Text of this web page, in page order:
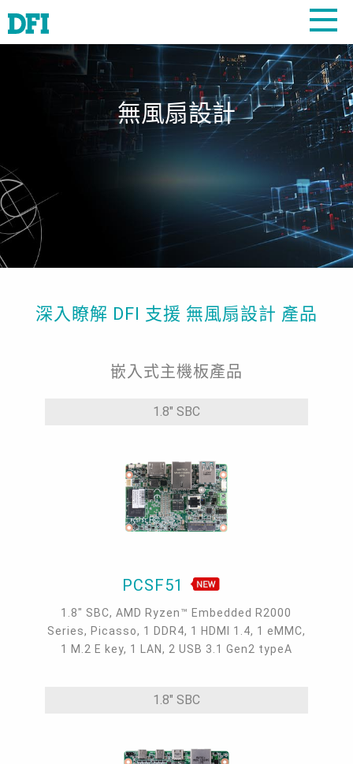
無風扇設計
深入瞭解 DFI 支援 無風扇設計 產品
嵌入式主機板產品
1.8" SBC
PCSF51
1.8" SBC, AMD Ryzen™ Embedded R2000
Series, Picasso, 1 DDR4, 1 HDMI 1.4, 1 eMMC,
1 M.2 E key, 1 LAN, 2 USB 3.1 Gen2 typeA
1.8" SBC